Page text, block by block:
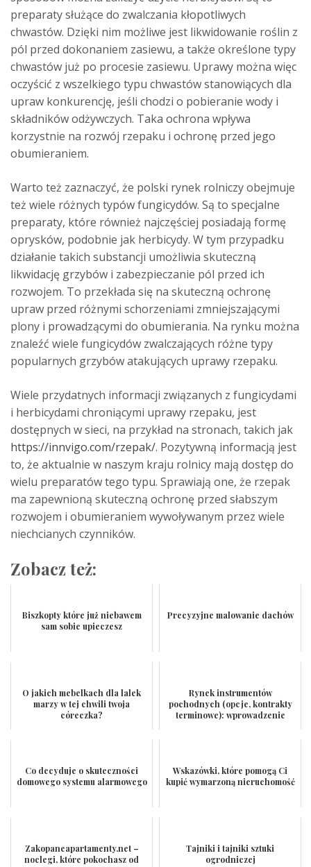
preparaty służące do zwalczania kłopotliwych
chwastów. Dzięki nim możliwe jest likwidowanie roślin z
pól przed dokonaniem zasiewu, a także określone typy
chwastów już po procesie zasiewu. Uprawy można więc
oczyścić z wszelkiego typu chwastów stanowiących dla
upraw konkurencję, jeśli chodzi o pobieranie wody i
składników odżywczych. Taka ochrona wpływa
korzystnie na rozwój rzepaku i ochronę przed jego
obumieraniem.
Warto też zaznaczyć, że polski rynek rolniczy obejmuje
też wiele różnych typów fungicydów. Są to specjalne
preparaty, które również najczęściej posiadają formę
oprysków, podobnie jak herbicydy. W tym przypadku
działanie takich substancji umożliwia skuteczną
likwidację grzybów i zabezpieczanie pól przed ich
rozwojem. To przekłada się na skuteczną ochronę
upraw przed różnymi schorzeniami zmniejszającymi
plony i prowadzącymi do obumierania. Na rynku można
znaleźć wiele fungicydów zwalczających różne typy
popularnych grzybów atakujących uprawy rzepaku.
Wiele przydatnych informacji związanych z fungicydami
i herbicydami chroniącymi uprawy rzepaku, jest
dostępnych w sieci, na przykład na stronach, takich jak
https://innvigo.com/rzepak/. Pozytywną informacją jest
to, że aktualnie w naszym kraju rolnicy mają dostęp do
wielu preparatów tego typu. Sprawiają one, że rzepak
ma zapewnioną skuteczną ochronę przed słabszym
rozwojem i obumieraniem wywoływanym przez wiele
niechcianych czynników.
Zobacz też:
Biszkopty które już niebawem
sam sobie upieczesz
Precyzyjne malowanie dachów
O jakich mebelkach dla lalek
marzy w tej chwili twoja
córeczka?
Rynek instrumentów
pochodnych (opcje, kontrakty
terminowe): wprowadzenie
Co decyduje o skuteczności
domowego systemu alarmowego
Wskazówki, które pomogą Ci
kupić wymarzoną nieruchomość
Zakopaneapartamenty.net –
noclegi, które pokochasz od
Tajniki i tajniki sztuki
ogrodniczej